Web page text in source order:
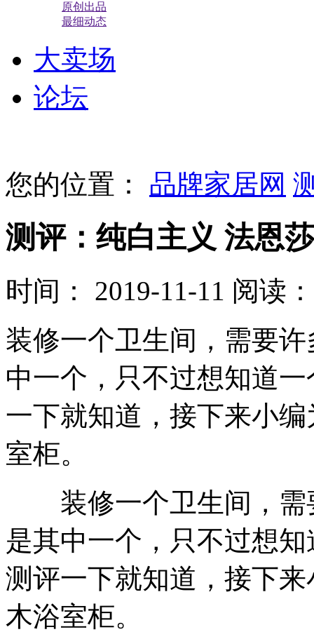
原创出品
最细动态
大卖场
论坛
您的位置： 品牌家居网
测评：纯白主义 法恩
时间： 2019-11-11 阅读
装修一个卫生间，需要
中一个，只不过想知道
一下就知道，接下来小
室柜。
装修一个卫生间，需
是其中一个，只不过想
测评一下就知道，接下
木浴室柜。